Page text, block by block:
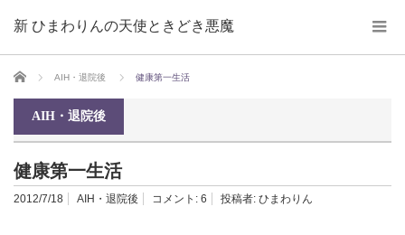
新 ひまわりんの天使ときどき悪魔
ホーム AIH・退院後 健康第一生活
AIH・退院後
健康第一生活
2012/7/18 AIH・退院後 コメント: 6 投稿者: ひまわりん